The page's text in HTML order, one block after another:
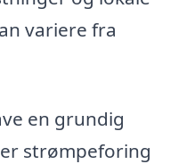
variere fra
en grundig
strømpeforing